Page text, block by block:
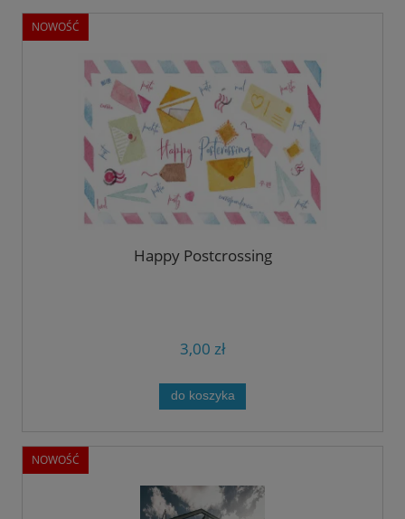
Happy Postcrossing
3,00 zł
do koszyka
NOWOŚĆ
NOWOŚĆ